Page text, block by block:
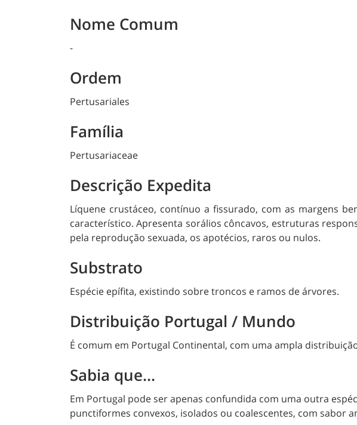
Nome Comum
-
Ordem
Pertusariales
Família
Pertusariaceae
Descrição Expedita
Líquene crustáceo, contínuo a fissurado, com as margens
característico. Apresenta sorálios côncavos, estruturas
pela reprodução sexuada, os apotécios, raros ou nulos.
Substrato
Espécie epífita, existindo sobre troncos e ramos de árvores.
Distribuição Portugal / Mundo
É comum em Portugal Continental, com uma ampla
Sabia que...
Em Portugal pode ser apenas confundida com uma outra
punctiformes convexos, isolados ou coalescentes, com sabor